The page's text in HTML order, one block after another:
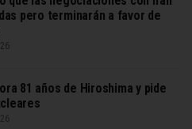
pero terminarán a favor de
81 años de Hiroshima y pide